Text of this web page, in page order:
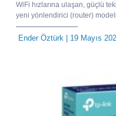
WiFi hızlarına ulaşan, güçlü
yeni yönlendirici (router)
Ender Öztürk | 19 Mayıs